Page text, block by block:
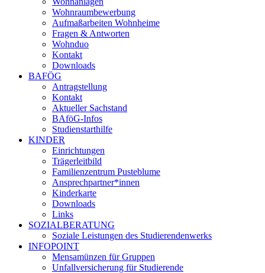
Wohnraumbewerbung
Aufmaßarbeiten Wohnheime
Fragen & Antworten
Wohnduo
Kontakt
Downloads
BAFÖG
Antragstellung
Kontakt
Aktueller Sachstand
BAföG-Infos
Studienstarthilfe
KINDER
Einrichtungen
Trägerleitbild
Familienzentrum Pusteblume
Ansprechpartner*innen
Kinderkarte
Downloads
Links
SOZIALBERATUNG
Soziale Leistungen des Studierendenwerks
INFOPOINT
Mensamünzen für Gruppen
Unfallversicherung für Studierende